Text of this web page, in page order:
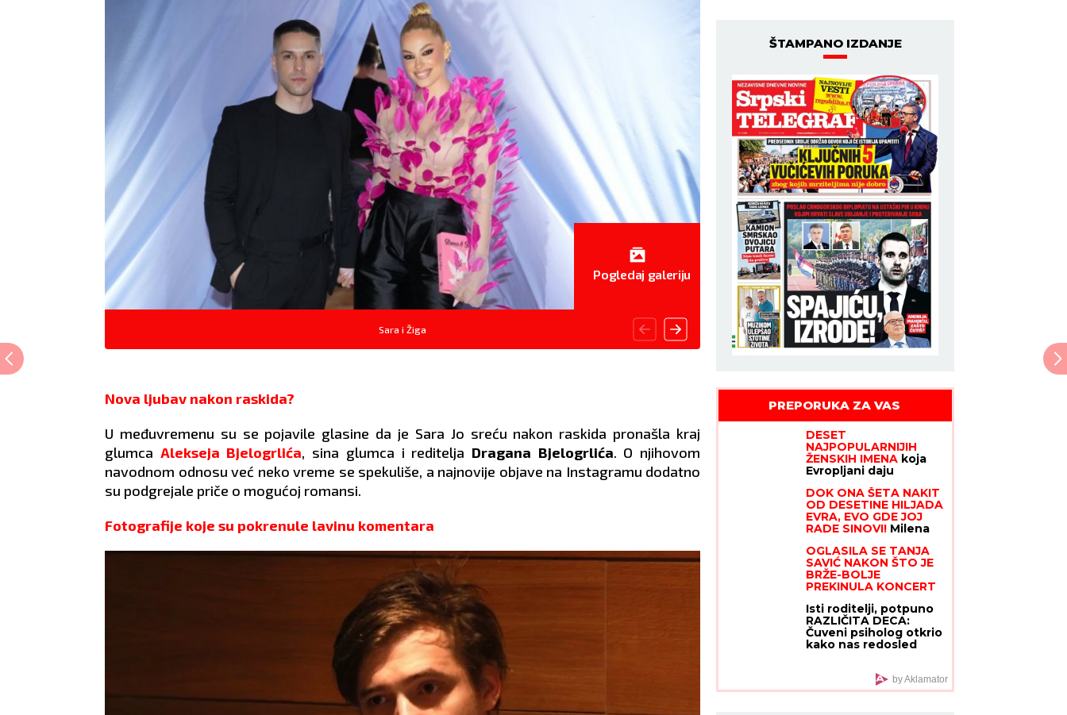
Sara i Žiga
Pogledaj galeriju
Nova ljubav nakon raskida?
U međuvremenu su se pojavile glasine da je Sara Jo sreću nakon raskida pronašla kraj
glumca Alekseja Bjelogrlića, sina glumca i reditelja Dragana Bjelogrlića. O njihovom
navodnom odnosu već neko vreme se spekuliše, a najnovije objave na Instagramu dodatno
su podgrejale priče o mogućoj romansi.
Fotografije koje su pokrenule lavinu komentara
ŠTAMPANO IZDANJE
PREPORUKA ZA VAS
DESET
NAJPOPULARNIJIH
ŽENSKIH IMENA koja
Evropljani daju
Prvo mesto sve
iznenadilo, roditelji
potpuno promenili
favorite
DOK ONA ŠETA NAKIT
OD DESETINE HILJADA
EVRA, EVO GDE JOJ
RADE SINOVI! Milena
pravu istinu o svojim
naslednicima, jedan je
na primorju
OGLASILA SE TANJA
SAVIĆ NAKON ŠTO JE
BRŽE-BOLJE
PREKINULA KONCERT
znači", čim je shvatila
da situacija IZMIČE
KONTROLI morala da
reaguje
Isti roditelji, potpuno
RAZLIČITA DECA:
Čuveni psiholog otkrio
kako nas redosled
IZVUČE DEBLJI KRAJ
by Aklamator